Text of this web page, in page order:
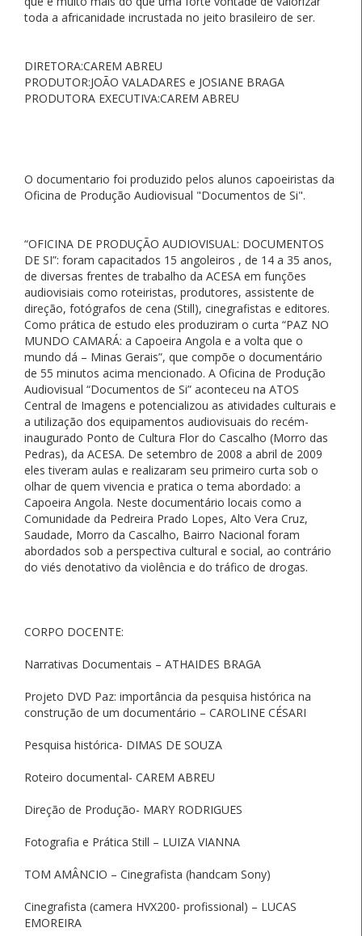
toda a africanidade incrustada no jeito brasileiro de ser.
DIRETORA:CAREM ABREU
PRODUTOR:JOÃO VALADARES e JOSIANE BRAGA
PRODUTORA EXECUTIVA:CAREM ABREU
O documentario foi produzido pelos alunos capoeiristas da
Oficina de Produção Audiovisual "Documentos de Si".
“OFICINA DE PRODUÇÃO AUDIOVISUAL: DOCUMENTOS
DE SI”: foram capacitados 15 angoleiros , de 14 a 35 anos,
de diversas frentes de trabalho da ACESA em funções
audiovisiais como roteiristas, produtores, assistente de
direção, fotógrafos de cena (Still), cinegrafistas e editores.
Como prática de estudo eles produziram o curta “PAZ NO
MUNDO CAMARÁ: a Capoeira Angola e a volta que o
mundo dá – Minas Gerais”, que compõe o documentário
de 55 minutos acima mencionado. A Oficina de Produção
Audiovisual “Documentos de Si” aconteceu na ATOS
Central de Imagens e potencializou as atividades culturais e
a utilização dos equipamentos audiovisuais do recém-
inaugurado Ponto de Cultura Flor do Cascalho (Morro das
Pedras), da ACESA. De setembro de 2008 a abril de 2009
eles tiveram aulas e realizaram seu primeiro curta sob o
olhar de quem vivencia e pratica o tema abordado: a
Capoeira Angola. Neste documentário locais como a
Comunidade da Pedreira Prado Lopes, Alto Vera Cruz,
Saudade, Morro da Cascalho, Bairro Nacional foram
abordados sob a perspectiva cultural e social, ao contrário
do viés denotativo da violência e do tráfico de drogas.
CORPO DOCENTE:
Narrativas Documentais – ATHAIDES BRAGA
Projeto DVD Paz: importância da pesquisa histórica na
construção de um documentário – CAROLINE CÉSARI
Pesquisa histórica- DIMAS DE SOUZA
Roteiro documental- CAREM ABREU
Direção de Produção- MARY RODRIGUES
Fotografia e Prática Still – LUIZA VIANNA
TOM AMÂNCIO – Cinegrafista (handcam Sony)
Cinegrafista (camera HVX200- profissional) – LUCAS
EMOREIRA